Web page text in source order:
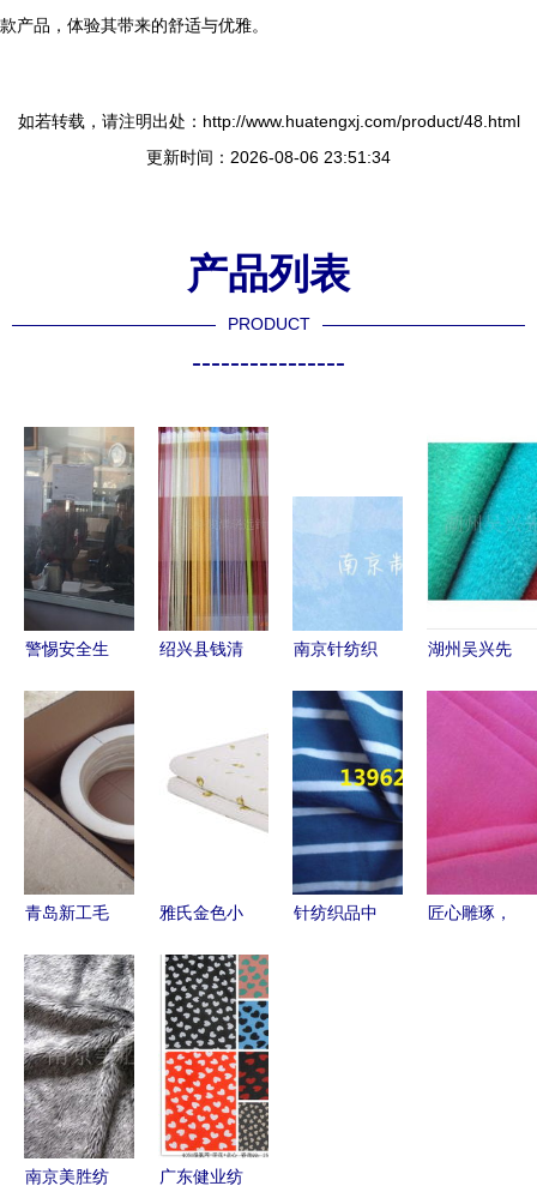
款产品，体验其带来的舒适与优雅。
如若转载，请注明出处：http://www.huatengxj.com/product/48.html
更新时间：2026-08-06 23:51:34
产品列表
PRODUCT
----------------
警惕安全生
织厂操作规
范与员工健
康管理的重
要性
绍兴县钱清
品，织就品
质与信誉
南京针纺织
概览与消费
指南
湖州吴兴先
纺织行业的
青岛新工毛
密封的
6mm针纺
织品解决方
案
雅氏金色小
JL2231W
冬日暖意与
童趣印花的
美好融合
针纺织品中
匠心雕琢，
南京美胜纺 广东健业纺